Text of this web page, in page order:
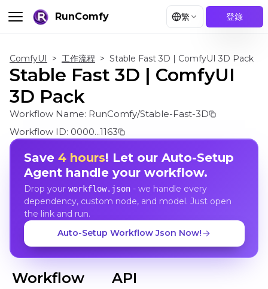
RunComfy 繁 登錄
ComfyUI > 工作流程 > Stable Fast 3D | ComfyUI 3D Pack
Stable Fast 3D | ComfyUI
3D Pack
Workflow Name: RunComfy/Stable-Fast-3D
Workflow ID: 0000...1163
Save 4 hours! Let our Auto-Setup
Agent handle your workflow.
Drop your workflow.json- we handle every
dependency, custom node, and model. Just open
the link and run.
Auto-Setup Workflow Json Now!
Workflow API